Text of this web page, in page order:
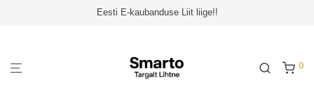
Eesti E-kaubanduse Liit liige!!
0